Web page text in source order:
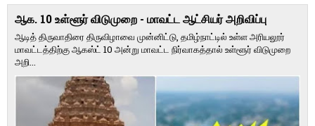
ஆக. 10 உள்ளூர் விடுமுறை - மாவட்ட ஆட்சியர் அறிவிப்பு
ஆடித் திருவாதிரை திருவிழாவை முன்னிட்டு, தமிழ்நாட்டில் உள்ள அரியலூர்
மாவட்டத்திற்கு ஆகஸ்ட் 10 அன்று மாவட்ட நிர்வாகத்தால் உள்ளூர் விடுமுறை
அறி...